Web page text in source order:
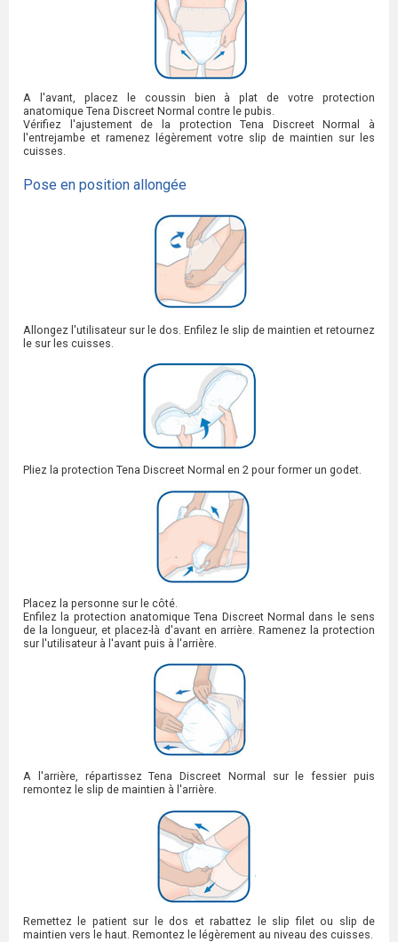
A l'avant, placez le coussin bien à plat de votre protection
anatomique Tena Discreet Normal contre le pubis.
Vérifiez l'ajustement de la protection Tena Discreet Normal à
l'entrejambe et ramenez légèrement votre slip de maintien sur les
cuisses.
Pose en position allongée
Allongez l'utilisateur sur le dos. Enfilez le slip de maintien et retournez
le sur les cuisses.
Pliez la protection Tena Discreet Normal en 2 pour former un godet.
Placez la personne sur le côté.
Enfilez la protection anatomique Tena Discreet Normal dans le sens
de la longueur, et placez-là d'avant en arrière. Ramenez la protection
sur l'utilisateur à l'avant puis à l'arrière.
A l'arrière, répartissez Tena Discreet Normal sur le fessier puis
remontez le slip de maintien à l'arrière.
Remettez le patient sur le dos et rabattez le slip filet ou slip de
maintien vers le haut. Remontez le légèrement au niveau des cuisses.